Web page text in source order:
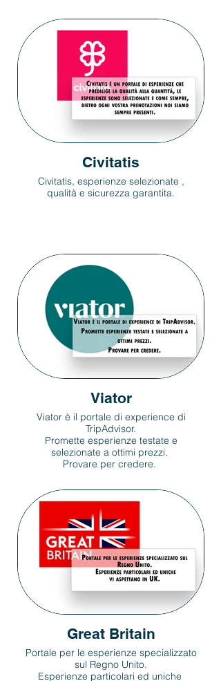
Civitatis
Civitatis, esperienze selezionate ,
qualità e sicurezza garantita.
Viator
Viator è il portale di experience di
TripAdvisor.
Promette esperienze testate e
selezionate a ottimi prezzi.
Provare per credere.
Great Britain
Portale per le esperienze specializzato
sul Regno Unito.
Esperienze particolari ed uniche